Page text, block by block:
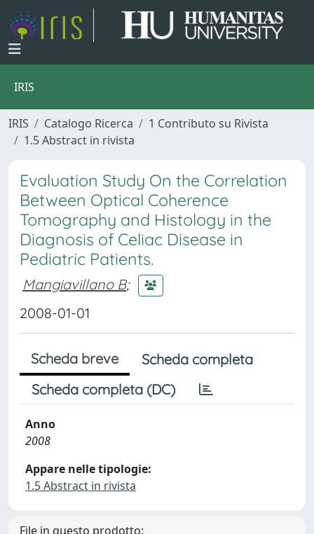
IRIS
IRIS Catalogo Ricerca
1 Contributo su Rivista
1.5 Abstract in rivista
Evaluation Study On the Correlation
Between Optical Coherence
Tomography and Histology in the
Diagnosis of Celiac Disease in
Pediatric Patients.
Mangiavillano B;
2008-01-01
Scheda breve
Scheda completa
Scheda completa (DC)
Anno
2008
Appare nelle tipologie:
1.5 Abstract in rivista
File in questo prodotto: